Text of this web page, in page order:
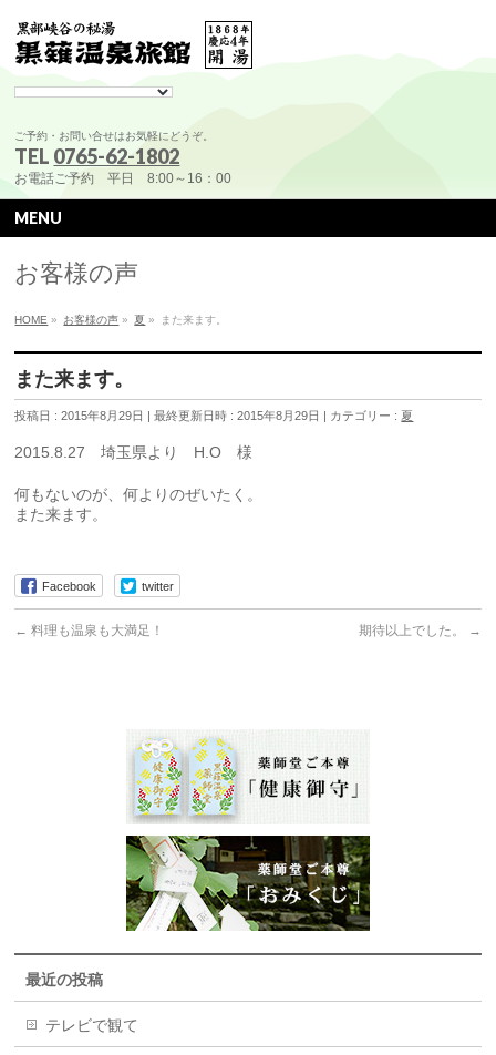
ご予約・お問い合せはお気軽にどうぞ。
TEL 0765-62-1802
お電話ご予約 平日 8:00～16：00
MENU
お客様の声
HOME » お客様の声 » 夏 » また来ます。
また来ます。
投稿日 : 2015年8月29日 最終更新日時 : 2015年8月29日 カテゴリー :夏
2015.8.27 埼玉県より H.O 様
何もないのが、何よりのぜいたく。
また来ます。
Facebook twitter
← 料理も温泉も大満足！ 期待以上でした。 →
最近の投稿
テレビで観て